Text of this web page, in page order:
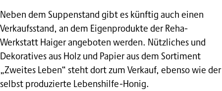
Neben dem Suppenstand gibt es künftig auch einen
Verkaufsstand, an dem Eigenprodukte der Reha-
Werkstatt Haiger angeboten werden. Nützliches und
Dekoratives aus Holz und Papier aus dem Sortiment
„Zweites Leben“ steht dort zum Verkauf, ebenso wie der
selbst produzierte Lebenshilfe-Honig.